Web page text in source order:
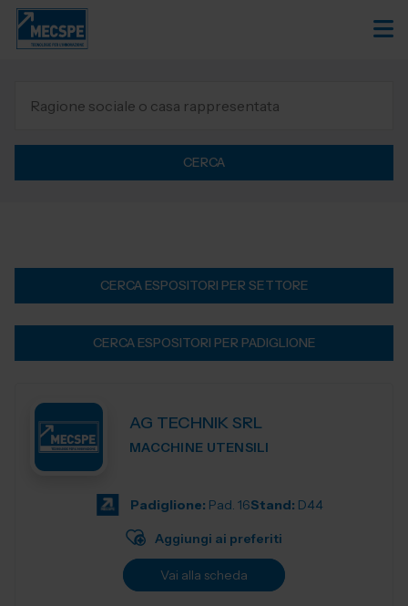
CERCA
CERCA ESPOSITORI PER SETTORE
CERCA ESPOSITORI PER PADIGLIONE
AG TECHNIK SRL
MACCHINE UTENSILI
Padiglione: Pad. 16Stand: D44
Aggiungi ai preferiti
Vai alla scheda